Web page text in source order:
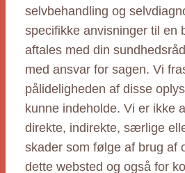
selvbehandling og
specifikke anvisninger til en
aftales med din
med ansvar for sagen. Vi
pålideligheden af disse
kunne indeholde. Vi er ikke
direkte, indirekte, særlige
skader som følge af brug af
dette websted og også for